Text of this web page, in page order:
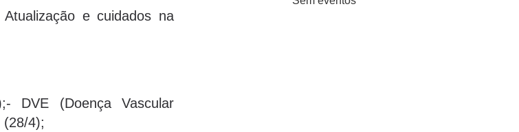
e cuidados na
DVE (Doença Vascular
(28/4);